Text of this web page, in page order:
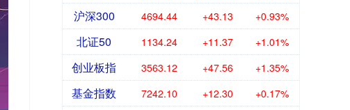
沪深300 4694.44 +43.13 +0.93%
北证50 1134.24 +11.37 +1.01%
创业板指 3563.12 +47.56 +1.35%
基金指数 7242.10 +12.30 +0.17%